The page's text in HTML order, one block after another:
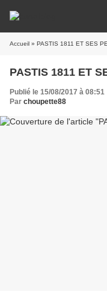
Accueil » PASTIS 1811 ET SES
PASTIS 1811 ET
Publié le 15/08/2017 à 08:51
Par choupette88